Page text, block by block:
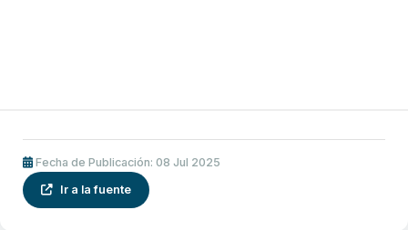
Fecha de Publicación: 08 Jul 2025
Ir a la fuente